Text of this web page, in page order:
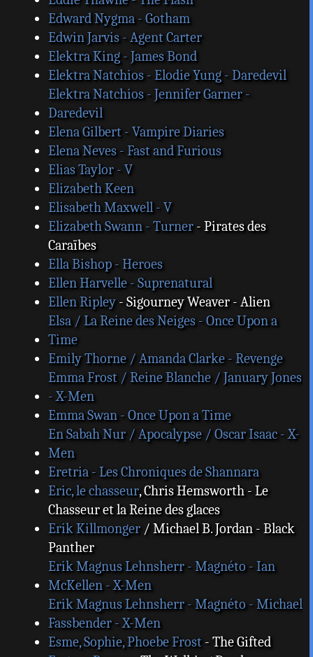
Edward Nygma - Gotham
Edwin Jarvis - Agent Carter
Elektra King - James Bond
Elektra Natchios - Elodie Yung - Daredevil
Elektra Natchios - Jennifer Garner -
Daredevil
Elena Gilbert - Vampire Diaries
Elena Neves - Fast and Furious
Elias Taylor - V
Elizabeth Keen
Elisabeth Maxwell - V
Elizabeth Swann - Turner- Pirates des
Caraïbes
Ella Bishop - Heroes
Ellen Harvelle - Suprenatural
Ellen Ripley- Sigourney Weaver - Alien
Elsa / La Reine des Neiges - Once Upon a
Time
Emily Thorne / Amanda Clarke - Revenge
Emma Frost / Reine Blanche / January Jones
- X-Men
Emma Swan - Once Upon a Time
En Sabah Nur / Apocalypse / Oscar Isaac - X-
Men
Eretria - Les Chroniques de Shannara
Eric, le chasseur, Chris Hemsworth - Le
Chasseur et la Reine des glaces
Erik Killmonger/ Michael B. Jordan - Black
Panther
Erik Magnus Lehnsherr - Magnéto - Ian
McKellen - X-Men
Erik Magnus Lehnsherr - Magnéto - Michael
Fassbender - X-Men
Esme, Sophie, Phoebe Frost- The Gifted